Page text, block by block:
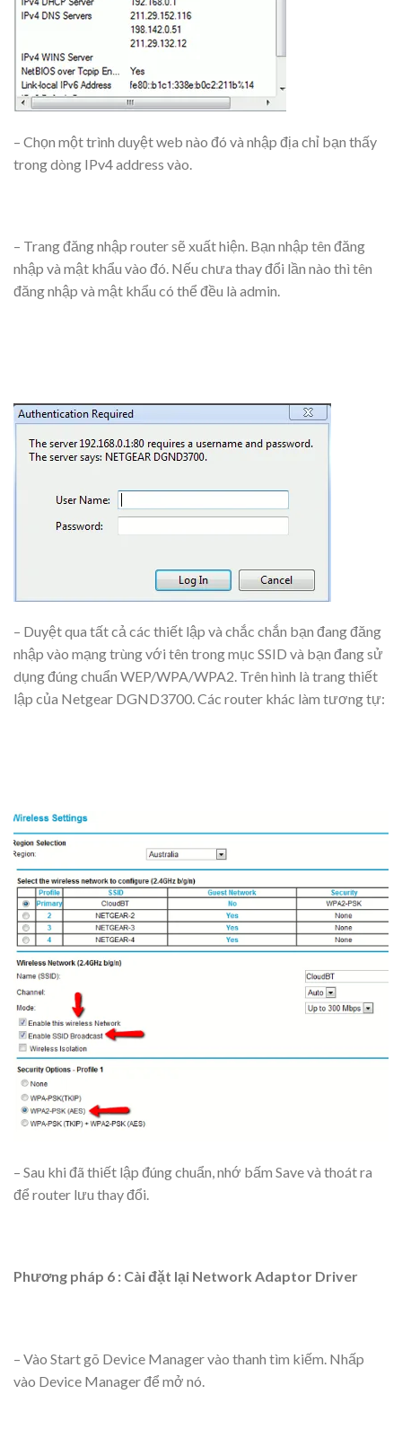
– Chọn một trình duyệt web nào đó và nhập địa chỉ bạn thấy
trong dòng IPv4 address vào.
– Trang đăng nhập router sẽ xuất hiện. Bạn nhập tên đăng
nhập và mật khẩu vào đó. Nếu chưa thay đổi lần nào thì tên
đăng nhập và mật khẩu có thể đều là admin.
– Duyệt qua tất cả các thiết lập và chắc chắn bạn đang đăng
nhập vào mạng trùng với tên trong mục SSID và bạn đang sử
dụng đúng chuẩn WEP/WPA/WPA2. Trên hình là trang thiết
lập của Netgear DGND3700. Các router khác làm tương tự:
– Sau khi đã thiết lập đúng chuẩn, nhớ bấm Save và thoát ra
để router lưu thay đổi.
Phương pháp 6 : Cài đặt lại Network Adaptor Driver
– Vào Start gõ Device Manager vào thanh tìm kiếm. Nhấp
vào Device Manager để mở nó.